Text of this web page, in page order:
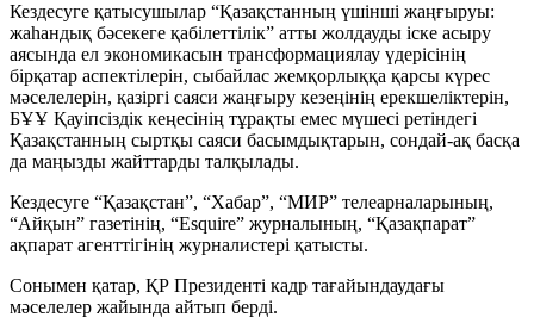
Кездесуге қатысушылар “Қазақстанның үшінші жаңғыруы:
жаһандық бәсекеге қабілеттілік” атты жолдауды іске асыру
аясында ел экономикасын трансформациялау үдерісінің
бірқатар аспектілерін, сыбайлас жемқорлыққа қарсы күрес
мәселелерін, қазіргі саяси жаңғыру кезеңінің ерекшеліктерін,
БҰҰ Қауіпсіздік кеңесінің тұрақты емес мүшесі ретіндегі
Қазақстанның сыртқы саяси басымдықтарын, сондай-ақ басқа
да маңызды жайттарды талқылады.
Кездесуге “Қазақстан”, “Хабар”, “МИР” телеарналарының,
“Айқын” газетінің, “Esquire” журналының, “Қазақпарат”
ақпарат агенттігінің журналистері қатысты.
Сонымен қатар, ҚР Президенті кадр тағайындаудағы
мәселелер жайында айтып берді.